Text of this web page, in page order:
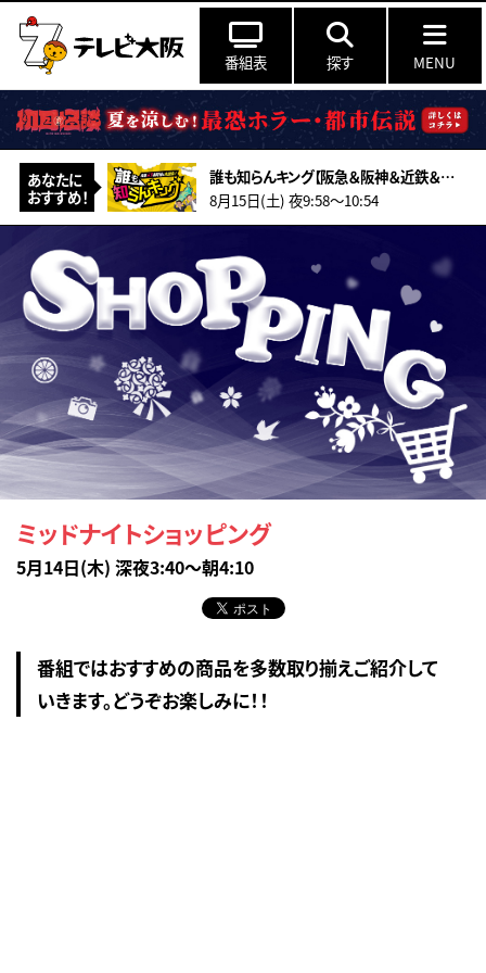
番組表 探す MENU
あなたに
おすすめ！
誰も知らんキング【阪急＆阪神＆近鉄＆南海＆メトロ…鉄道ミステリー2026夏】
8月15日(土) 夜9:58〜10:54
ミッドナイトショッピング
5月14日(木) 深夜3:40～朝4:10
番組ではおすすめの商品を多数取り揃えご紹介して
いきます。どうぞお楽しみに！！